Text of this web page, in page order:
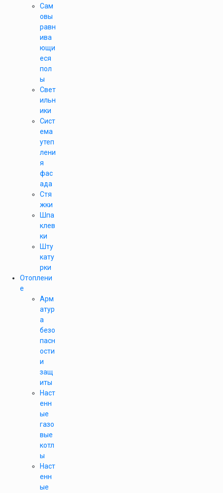
Сам
овы
равн
ива
ющи
еся
пол
ы
Свет
ильн
ики
Сист
ема
утеп
лени
я
фас
ада
Стя
жки
Шпа
клев
ки
Шту
кату
рки
Отоплени
е
Арм
атур
а
безо
пасн
ости
и
защ
иты
Наст
енн
ые
газо
вые
котл
ы
Наст
енн
ые